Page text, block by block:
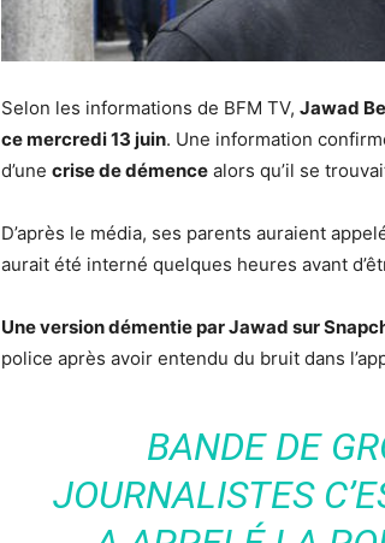
Selon les informations de BFM TV, Jawad
ce mercredi 13 juin. Une information
d’une crise de démence alors qu’il se
D’après le média, ses parents auraient
aurait été interné quelques heures avant
Une version démentie par Jawad sur
police après avoir entendu du bruit dans
BANDE DE
JOURNALISTES